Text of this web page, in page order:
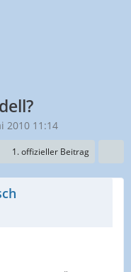
2010 11:14
1. offizieller Beitrag